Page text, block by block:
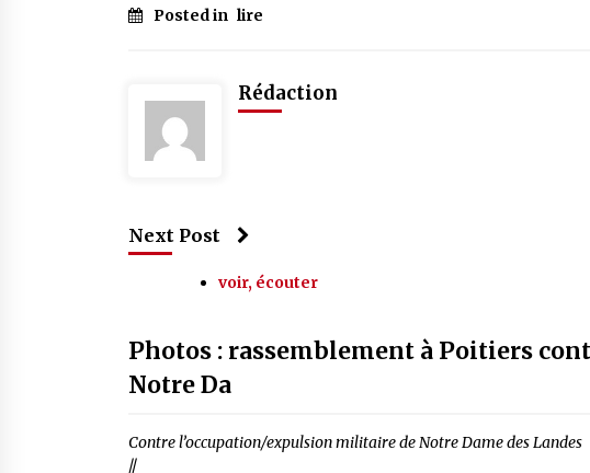
Posted in lire
Rédaction
Next Post
voir, écouter
Photos : rassemblement à Poitiers
Notre Da
Contre l’occupation/expulsion militaire de Notre Dame des Landes
//